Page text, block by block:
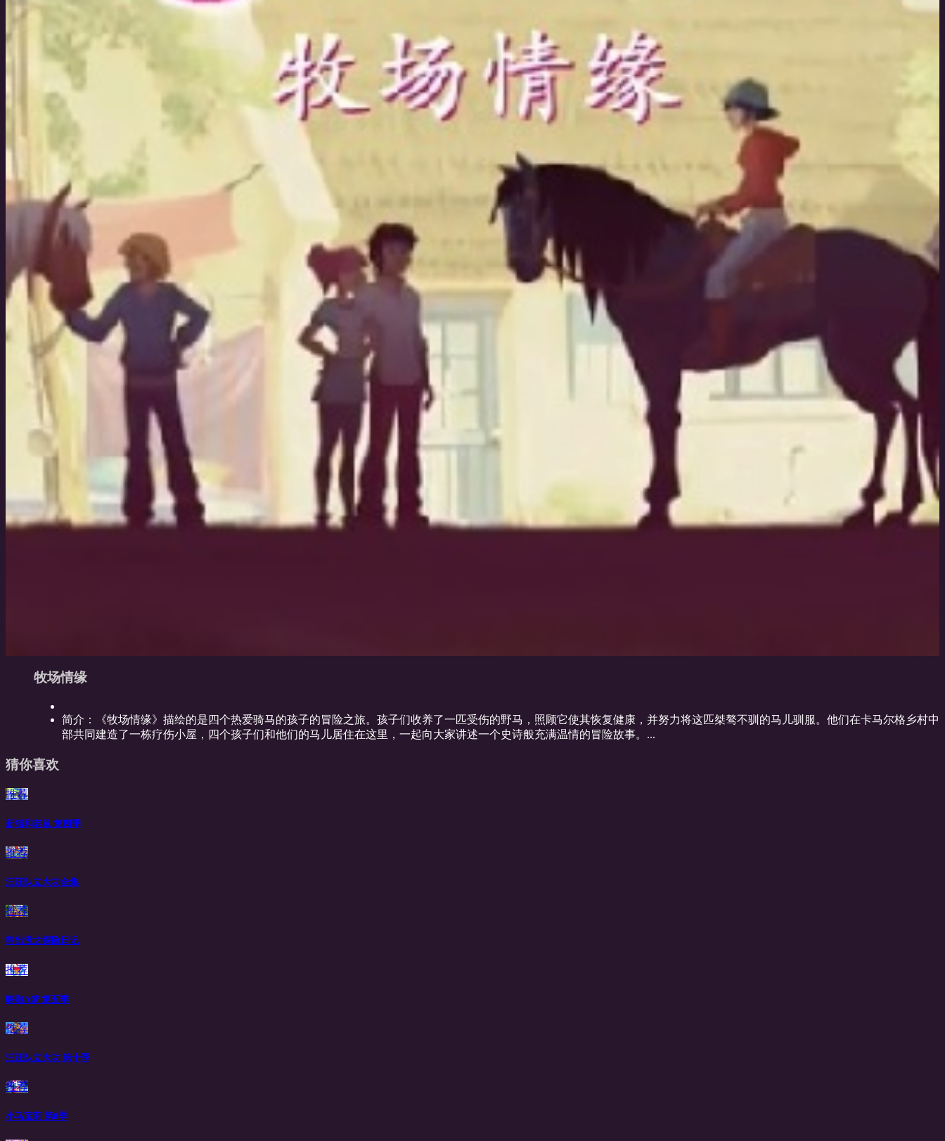
牧场情缘
简介：
《牧场情缘》描绘的是四个热爱骑马的孩子的冒险之旅。孩子们收养了一匹受伤的野马，照顾它使其恢复健康，并努力将这匹桀骜不驯的马儿驯服。他们在卡马尔格乡村中
部共同建造了一栋疗伤小屋，四个孩子们和他们的马儿居住在这里，一起向大家讲述一个史诗般充满温情的冒险故事。...
猜你喜欢
推荐
新猫和老鼠 第四季
推荐
汪汪队立大功全集
推荐
熊出没之探险日记
推荐
哆啦A梦 第五季
推荐
汪汪队立大功 第十季
推荐
小马宝莉 第8季